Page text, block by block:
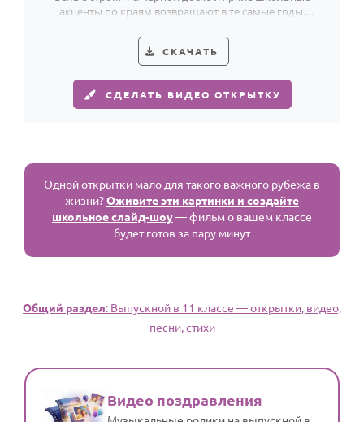
акценты по краям возвращают в те самые годы.
СКАЧАТЬ
СДЕЛАТЬ ВИДЕО ОТКРЫТКУ
Одной открытки мало для такого важного рубежа в
жизни?Оживите эти картинки и создайте
школьное слайд-шоу— фильм о вашем классе
будет готов за пару минут
Общий раздел: Выпускной в 11 классе — открытки, видео,
песни, стихи
Видео поздравления